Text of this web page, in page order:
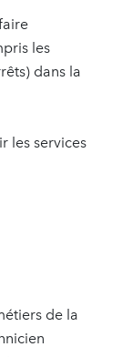
les
dans la
les services
de la